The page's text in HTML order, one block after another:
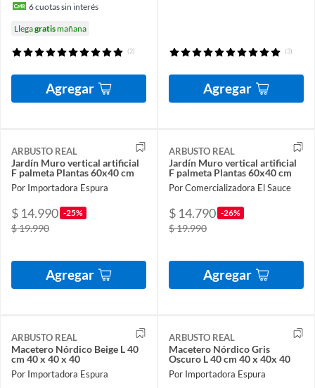
6cuotas sin interés
Llegagratismañana
(2)
Agregar
(3)
Agregar
ARBUSTO REAL
Jardín Muro vertical artificial
F palmeta Plantas 60x40 cm
Por Importadora Espura
$ 14.990 -25%
$ 19.990
Agregar
ARBUSTO REAL
Jardín Muro vertical artificial
F palmeta Plantas 60x40 cm
Por Comercializadora El Sauce
$ 14.790 -26%
$ 19.990
Agregar
ARBUSTO REAL
Macetero Nórdico Beige L 40
cm 40 x 40 x 40
Por Importadora Espura
ARBUSTO REAL
Macetero Nórdico Gris
Oscuro L 40 cm 40 x 40x 40
Por Importadora Espura